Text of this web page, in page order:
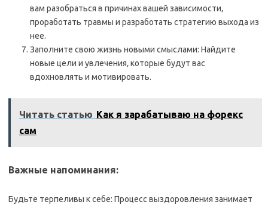
вам разобраться в причинах вашей зависимости‚
проработать травмы и разработать стратегию выхода из
нее.
Заполните свою жизнь новыми смыслами: Найдите
новые цели и увлечения‚ которые будут вас
вдохновлять и мотивировать.
Читать статью Как я зарабатываю на форекс
сам
Важные напоминания:
Будьте терпеливы к себе: Процесс выздоровления занимает